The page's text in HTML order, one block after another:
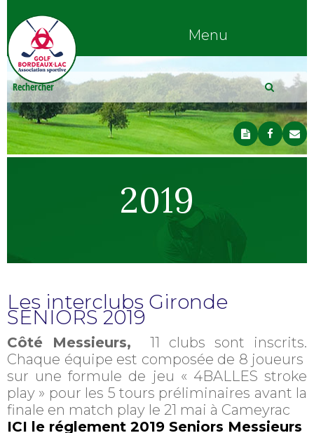
Menu
2019
Les interclubs Gironde
SENIORS 2019
Côté Messieurs, 11 clubs sont inscrits.
Chaque équipe est composée de 8 joueurs
sur une formule de jeu « 4BALLES stroke
play » pour les 5 tours préliminaires avant la
finale en match play le 21 mai à Cameyrac
ICI le réglement 2019 Seniors Messieurs